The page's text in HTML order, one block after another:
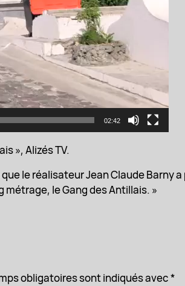
02:42
», Alizés TV.
le réalisateur Jean Claude Barny
le Gang des Antillais. »
obligatoires sont indiqués avec*